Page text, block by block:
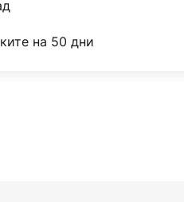
на 50 дни